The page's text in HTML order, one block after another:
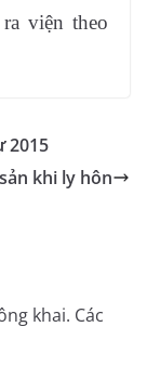
viện theo
2015
khi ly hôn
khai. Các